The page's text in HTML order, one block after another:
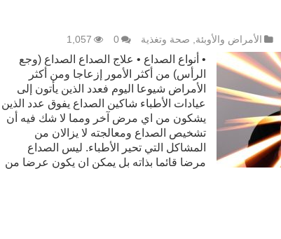
الأمراض والأوبئة, صحة وتغذية 0
1,057
• أنواع الصداع • علاج الصداع الصداع (وجع
الرأس) من أكثر الأمور إزعاجا ومن أكثر
الأمراض شيوعا اليوم فعدد الذين يأتون إلى
عيادات الأطباء شاكين الصداع يفوق عدد الذين
يشكون من اي مرض آخر ومما لا شك فيه أن
تشخيص الصداع ومعالجته لا يزالان من
المشاكل التي تحير الأطباء. ليس الصداع
مرضا قائما بذاته بل يمكن ان يكون عرضا من